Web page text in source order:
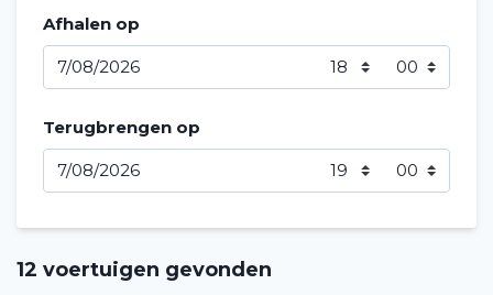
Afhalen op
Terugbrengen op
12 voertuigen gevonden